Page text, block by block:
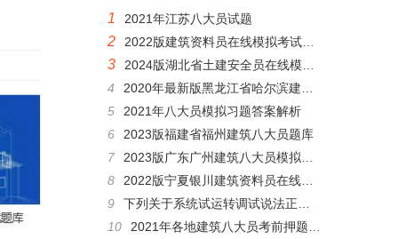
1 2021年江苏八大员试题
2 2022版建筑资料员在线模拟考试历年真题
3
2024版湖北省土建安全员在线模拟真题
4
2020年最新版黑龙江省哈尔滨建筑八大员资料员考核题目和培训试卷
5
2021年八大员模拟习题答案解析
6
2023版福建省福州建筑八大员题库
7
2023版广东广州建筑八大员模拟练习题
8
2022版宁夏银川建筑资料员在线考核真题
9
下列关于系统试运转调试说法正确的有()。
10
2021年各地建筑八大员考前押题内部资料